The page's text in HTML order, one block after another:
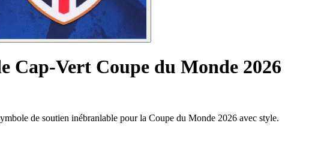
Cap-Vert Coupe du Monde 2026
de soutien inébranlable pour la Coupe du Monde 2026 avec style.